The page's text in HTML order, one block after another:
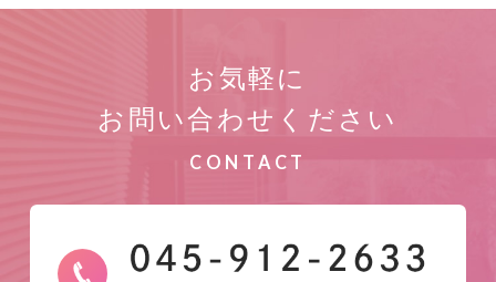
お気軽に
お問い合わせください
CONTACT